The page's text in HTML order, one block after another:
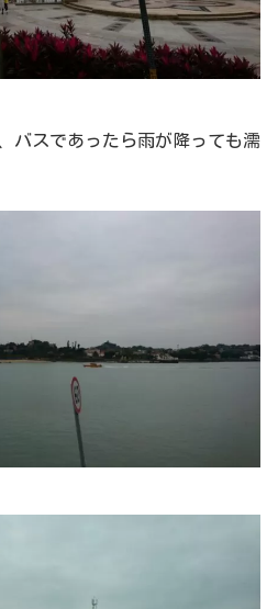
バスであったら雨が降っても濡